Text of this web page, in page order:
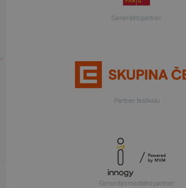
Generální partner
Partner festivalu
Generální mediální partner